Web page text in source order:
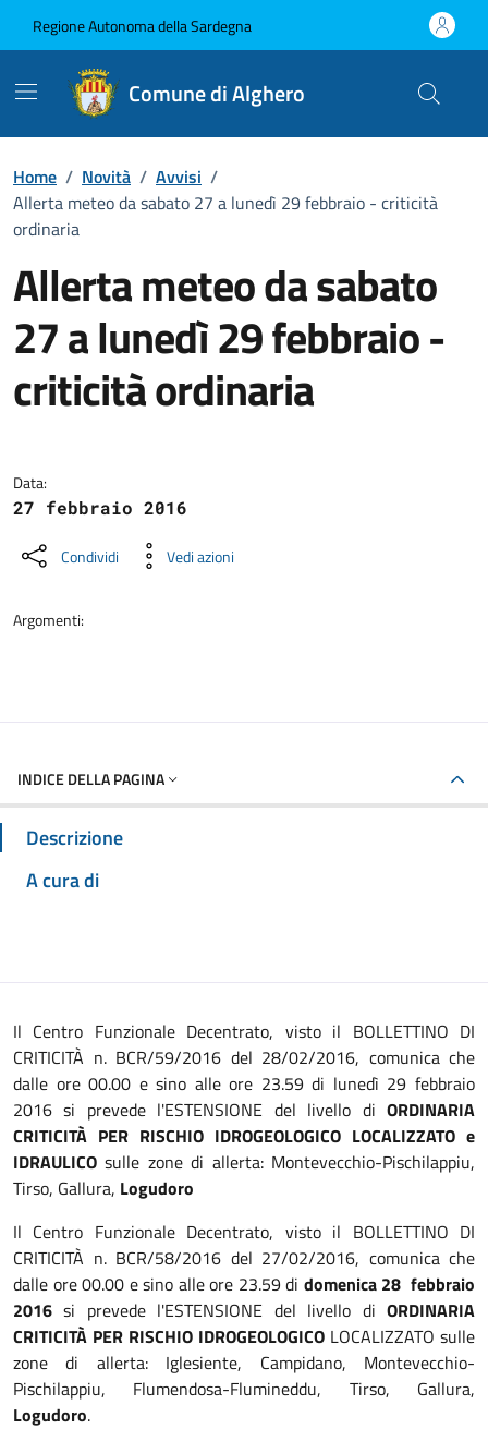
Regione Autonoma della Sardegna
Comune di Alghero
Home / Novità / Avvisi /
Allerta meteo da sabato 27 a lunedì 29 febbraio - criticità
ordinaria
Allerta meteo da sabato
27 a lunedì 29 febbraio -
criticità ordinaria
Data:
27 febbraio 2016
Condividi Vedi azioni
Argomenti:
INDICE DELLA PAGINA
Descrizione
A cura di
Il Centro Funzionale Decentrato, visto il BOLLETTINO DI
CRITICITÀ n. BCR/59/2016 del 28/02/2016, comunica che
dalle ore 00.00 e sino alle ore 23.59 di lunedì 29 febbraio
2016 si prevede l'ESTENSIONE del livello di ORDINARIA
CRITICITÀ PER RISCHIO IDROGEOLOGICO LOCALIZZATO e
IDRAULICO sulle zone di allerta: Montevecchio-Pischilappiu,
Tirso, Gallura, Logudoro
Il Centro Funzionale Decentrato, visto il BOLLETTINO DI
CRITICITÀ n. BCR/58/2016 del 27/02/2016, comunica che
dalle ore 00.00 e sino alle ore 23.59 di domenica 28 febbraio
2016 si prevede l'ESTENSIONE del livello di ORDINARIA
CRITICITÀ PER RISCHIO IDROGEOLOGICO LOCALIZZATO sulle
zone di allerta: Iglesiente, Campidano, Montevecchio-
Pischilappiu, Flumendosa-Flumineddu, Tirso, Gallura,
Logudoro.